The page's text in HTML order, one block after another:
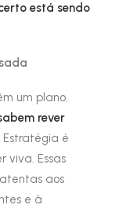
está sendo
um plano.
rever
Estratégia é
viva. Essas
aos
e à